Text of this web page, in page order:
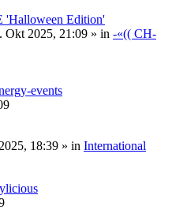
'Halloween Edition'
Okt 2025, 21:09 » in -«(( CH-
events
18:39 » in International